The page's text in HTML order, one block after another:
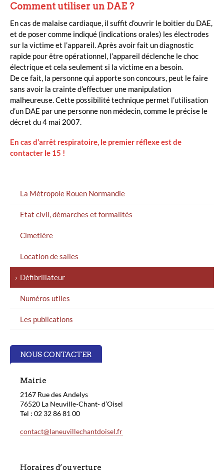
Comment utiliser un DAE ?
En cas de malaise cardiaque, il suffit d’ouvrir le boitier du DAE,
et de poser comme indiqué (indications orales) les électrodes
sur la victime et l’appareil. Après avoir fait un diagnostic
rapide pour être opérationnel, l’appareil déclenche le choc
électrique et cela seulement si la victime en a besoin.
De ce fait, la personne qui apporte son concours, peut le faire
sans avoir la crainte d’effectuer une manipulation
malheureuse. Cette possibilité technique permet l’utilisation
d’un DAE par une personne non médecin, comme le précise le
décret du 4 mai 2007.
En cas d’arrêt respiratoire, le premier réflexe est de
contacter le 15 !
MENU
GAUCHE
La Métropole Rouen Normandie
Etat civil, démarches et formalités
Cimetière
Location de salles
Défibrillateur
Numéros utiles
Les publications
NOUS CONTACTER
Mairie
2167 Rue des Andelys
76520 La Neuville-Chant- d’Oisel
Tel : 02 32 86 81 00
contact@laneuvillechantdoisel.fr
Horaires d’ouverture